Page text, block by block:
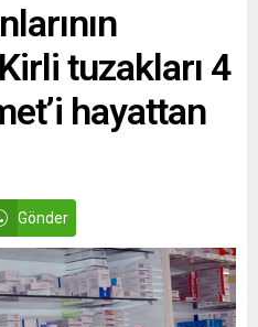
tuzakları 4
hayattan
Gönder